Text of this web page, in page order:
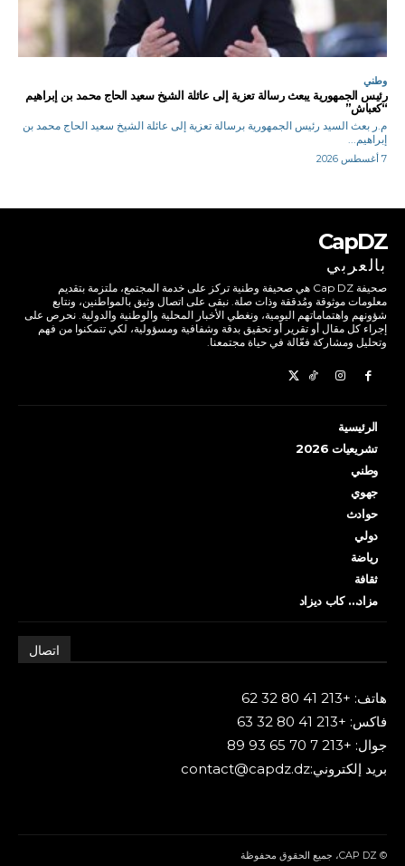
وطني
رئيس الجمهورية يبعث رسالة تعزية إلى عائلة الشيخ سعيد الحاج محمد بن إبراهيم
“كعباش”
م.ر بعث السيد رئيس الجمهورية برسالة تعزية إلى عائلة الشيخ سعيد الحاج محمد بن
إبراهيم...
7 أغسطس 2026
CapDZ
بالعربي
صحيفة Cap DZ هي صحيفة وطنية تركز على خدمة المجتمع، ملتزمة بتقديم
معلومات موثوقة ومُدققة وذات صلة. نبقى على اتصال وثيق بالمواطنين، ونتابع
شؤونهم واهتماماتهم اليومية، ونغطي الأخبار المحلية والوطنية والدولية. نحرص على
إجراء كل مقال أو تقرير أو تحقيق بدقة وشفافية ومسؤولية، لكي تتمكنوا من فهم
وتحليل ومشاركة فعّالة في حياة مجتمعنا.
الرئيسية
تشريعيات 2026
وطني
جهوي
حوادث
دولي
رياضة
ثقافة
مزاد… كاب ديزاد
اتصال
هاتف: +213 41 80 32 62
فاكس: +213 41 80 32 63
جوال: +213 7 70 65 93 89
بريد إلكتروني:contact@capdz.dz
© CAP DZ، جميع الحقوق محفوظة